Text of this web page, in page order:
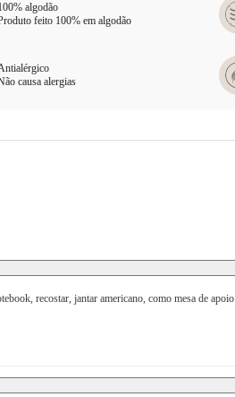
algodão
feito 100% em algodão
causa alergias
recostar, jantar americano, como mesa de